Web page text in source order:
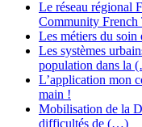
Le réseau régional
Community French
Les métiers du soin
Les systèmes
population dans la
L’application mon
main !
Mobilisation de la
difficultés de (…)